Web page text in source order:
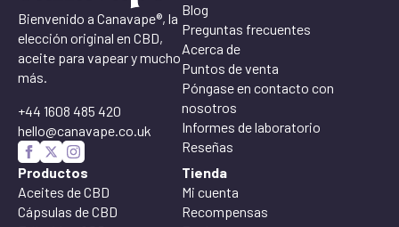
Bienvenido a Canavape®, la
elección original en CBD,
aceite para vapear y mucho
más.
+44 1608 485 420
hello@canavape.co.uk
Blog
Preguntas frecuentes
Acerca de
Puntos de venta
Póngase en contacto con
nosotros
Informes de laboratorio
Reseñas
Productos
Aceites de CBD
Cápsulas de CBD
Tienda
Mi cuenta
Recompensas